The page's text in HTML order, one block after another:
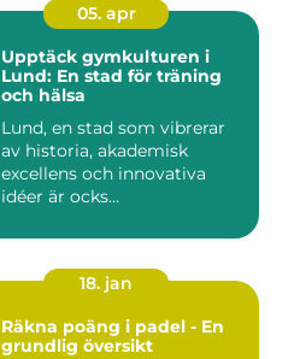
05. apr
Upptäck gymkulturen i
Lund: En stad för träning
och hälsa
Lund, en stad som vibrerar
av historia, akademisk
excellens och innovativa
idéer är ocks...
18. jan
Räkna poäng i padel - En
grundlig översikt